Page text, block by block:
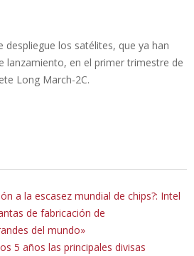
despliegue los satélites, que ya han
lanzamiento, en el primer trimestre de
Long March-2C.
a la escasez mundial de chips?: Intel
de fabricación de
del mundo»
5 años las principales divisas